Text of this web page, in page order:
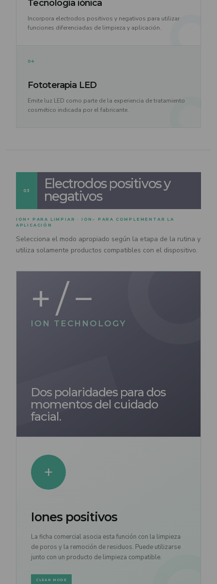
Tecnología iónica
Incorpora electrodos positivos y negativos para utilizar
funciones diferenciadas de limpieza y aplicación.
04
Fototerapia LED
Emite luz LED como parte de la experiencia de tratamiento
cosmético indicada por el fabricante.
03 Electrodos positivos y
negativos
ION+ PARA LIMPIAR · ION− PARA COMPLEMENTAR LA
APLICACIÓN
Selecciona el modo apropiado según la etapa de la rutina y
utiliza solamente productos compatibles con el dispositivo.
+ / −
ION TECHNOLOGY
Dos polaridades para dos
momentos del cuidado
facial.
+
Iones positivos
La ficha comercial asocia esta función con la limpieza
de poros y la remoción de residuos. Puede utilizarse
junto con un producto de limpieza compatible.
CLEAN MODE